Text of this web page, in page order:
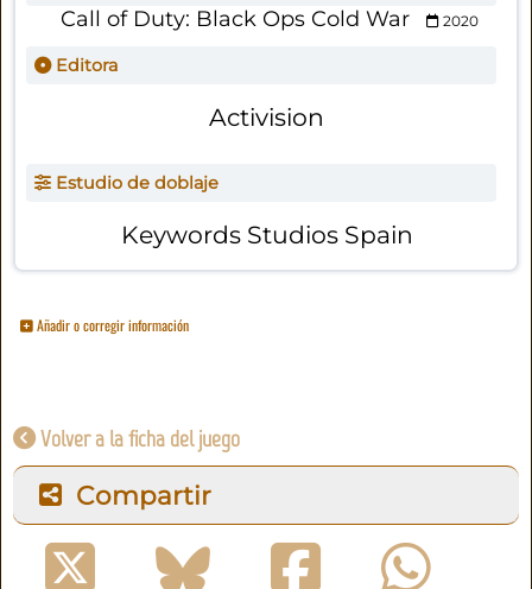
Call of Duty: Black Ops Cold War 2020
Editora
Activision
Estudio de doblaje
Keywords Studios Spain
Añadir o corregir información
Volver a la ficha del juego
Compartir